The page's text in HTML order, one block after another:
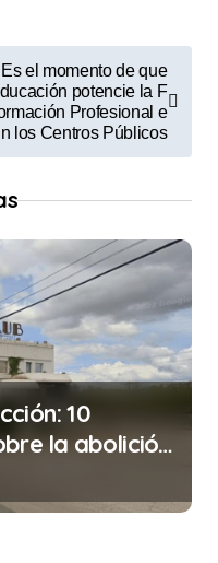
Es el momento de que
potencie la F
Profesional e
n los Centros Públicos
10
la abolición